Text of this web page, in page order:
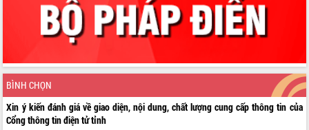
BÌNH CHỌN
Xin ý kiến đánh giá về giao diện, nội dung, chất lượng cung cấp thông tin của
Cổng thông tin điện tử tỉnh